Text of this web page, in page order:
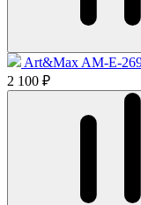
Art&Max AM-E-
2 100 ₽